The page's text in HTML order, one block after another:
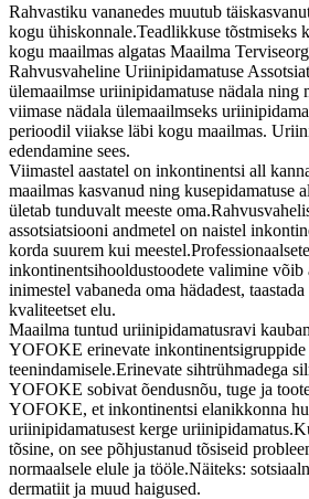
Rahvastiku vananedes muutub
kogu ühiskonnale.Teadlikkuse tõstmiseks
kogu maailmas algatas Maailma
Rahvusvaheline Uriinipidamatuse
ülemaailmse uriinipidamatuse nädala ning
viimase nädala ülemaailmseks
perioodil viiakse läbi kogu maailmas.
edendamine sees.
Viimastel aastatel on inkontinentsi all
maailmas kasvanud ning kusepidamatuse
ületab tunduvalt meeste
assotsiatsiooni andmetel on naistel
korda suurem kui meestel.Professionaalsete
inkontinentsihooldustoodete valimine võib
inimestel vabaneda oma hädadest,
kvaliteetset elu.
Maailma tuntud uriinipidamatusravi
YOFOKE erinevate inkontinentsigruppide
teenindamisele.Erinevate sihtrühmadega
YOFOKE sobivat õendusnõu, tuge ja
YOFOKE, et inkontinentsi elanikkonna
uriinipidamatusest kerge
tõsine, on see põhjustanud tõsiseid
normaalsele elule ja tööle.Näiteks:
dermatiit ja muud haigused.